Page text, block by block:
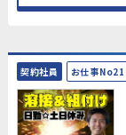
契約社員 お仕事